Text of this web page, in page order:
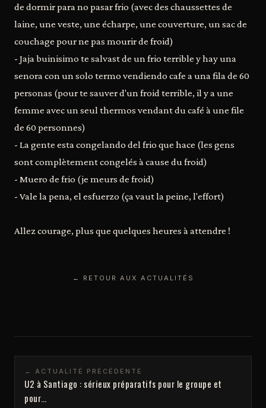
de dormir para no pasar frio (avec des chaussettes de
laine, une veste, une écharpe, une couverture, un sac de
couchage pour ne pas mourir de froid)
- Jaja buinisimo te salvast de un frio terrible y hay una
senora con un solo termo vendiendo cafe a una fila de 60
personas (pour te sauver d'un froid terrible, il y a une
femme avec un seul thermos vendant du café à une file
de 60 personnes)
- La gente esta congelando del frio que hace (les gens
sont complètement congelés à cause du froid)
- Muero de frio (je meurs de froid)
- Vale la pena, el esfuerzo (ça vaut la peine, l'effort)
Allez courage, plus que quelques heures à attendre !
← RETOUR AUX ACTUALITÉS
← ACTUALITÉ PRÉCÉDENTE
U2 à Santiago : sérieux préparatifs pour le groupe et
pour…